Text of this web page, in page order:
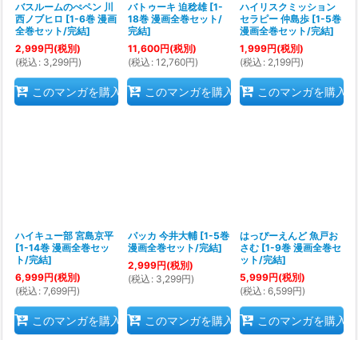
バスルームのぺペン 川
西ノブヒロ [1-6巻 漫画
全巻セット/完結]
2,999円(税別)
(税込 : 3,299円)
このマンガを購入
バトゥーキ 迫稔雄 [1-
18巻 漫画全巻セット/
完結]
11,600円(税別)
(税込 : 12,760円)
このマンガを購入
ハイリスクミッション
セラピー 仲島歩 [1-5巻
漫画全巻セット/完結]
1,999円(税別)
(税込 : 2,199円)
このマンガを購入
ハイキュー部 宮島京平
[1-14巻 漫画全巻セッ
ト/完結]
6,999円(税別)
(税込 : 7,699円)
このマンガを購入
パッカ 今井大輔 [1-5巻
漫画全巻セット/完結]
2,999円(税別)
(税込 : 3,299円)
このマンガを購入
はっぴーえんど 魚戸お
さむ [1-9巻 漫画全巻セ
ット/完結]
5,999円(税別)
(税込 : 6,599円)
このマンガを購入